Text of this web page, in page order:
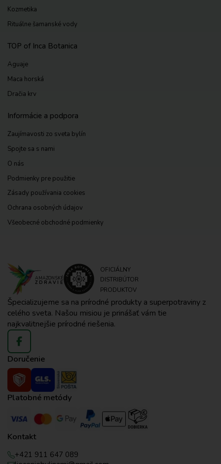
Kozmetika
Rituálne šamanské vody
TOP of Inca Botanica
Aguaje
Maca horská
Dračia krv
Informácie a podpora
Zaujímavosti zo sveta bylín
Spojte sa s nami
O nás
Podmienky pre použitie
Zásady používania cookies
Ochrana osobných údajov
Všeobecné obchodné podmienky
AMAZONSKÉ
ZDRAVIE
OFICIÁLNY
DISTRIBÚTOR
PRODUKTOV
Špecializujeme sa na prírodné produkty a superpotraviny z
celého sveta. Našou misiou je prinášať vám tie
najkvalitnejšie prírodné riešenia.
Doručenie
Platobné metódy
Kontakt
+421 911 647 089